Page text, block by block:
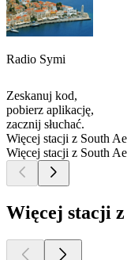
Radio Symi
Zeskanuj kod,
pobierz aplikację,
zacznij słuchać.
Więcej stacji z South
Więcej stacji z South
Więcej stacji z